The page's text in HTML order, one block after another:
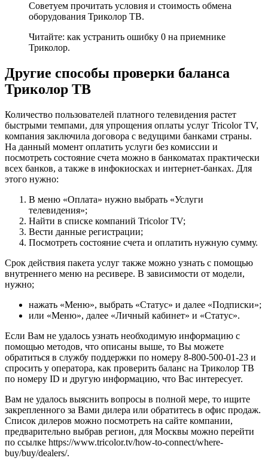
Советуем прочитать условия и стоимость обмена
оборудования Триколор ТВ.
Читайте: как устранить ошибку 0 на приемнике
Триколор.
Другие способы проверки баланса
Триколор ТВ
Количество пользователей платного телевидения растет
быстрыми темпами, для упрощения оплаты услуг Tricolor TV,
компания заключила договора с ведущими банками страны.
На данный момент оплатить услуги без комиссии и
посмотреть состояние счета можно в банкоматах практически
всех банков, а также в инфокиосках и интернет-банках. Для
этого нужно:
В меню «Оплата» нужно выбрать «Услуги
телевидения»;
Найти в списке компаний Tricolor TV;
Вести данные регистрации;
Посмотреть состояние счета и оплатить нужную сумму.
Срок действия пакета услуг также можно узнать с помощью
внутреннего меню на ресивере. В зависимости от модели,
нужно;
нажать «Меню», выбрать «Статус» и далее «Подписки»;
или «Меню», далее «Личный кабинет» и «Статус».
Если Вам не удалось узнать необходимую информацию с
помощью методов, что описаны выше, то Вы можете
обратиться в службу поддержки по номеру 8-800-500-01-23 и
спросить у оператора, как проверить баланс на Триколор ТВ
по номеру ID и другую информацию, что Вас интересует.
Вам не удалось выяснить вопросы в полной мере, то ищите
закрепленного за Вами дилера или обратитесь в офис продаж.
Список дилеров можно посмотреть на сайте компании,
предварительно выбрав регион, для Москвы можно перейти
по ссылке https://www.tricolor.tv/how-to-connect/where-
buy/buy/dealers/.